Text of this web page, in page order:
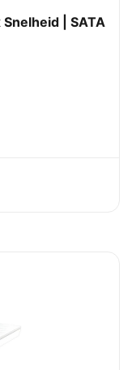
| SATA